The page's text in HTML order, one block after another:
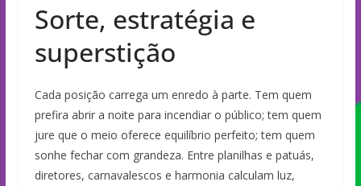
Sorte, estratégia e
superstição
Cada posição carrega um enredo à parte. Tem quem
prefira abrir a noite para incendiar o público; tem quem
jure que o meio oferece equilíbrio perfeito; tem quem
sonhe fechar com grandeza. Entre planilhas e patuás,
diretores, carnavalescos e harmonia calculam luz,